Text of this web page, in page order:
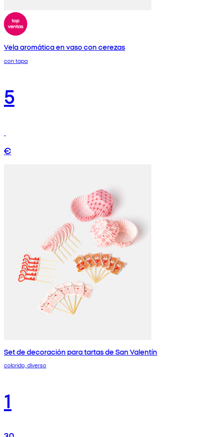
Vela aromática en vaso con cerezas
con tapa
5
€
Set de decoración para tartas de San Valentín
colorido, diverso
1